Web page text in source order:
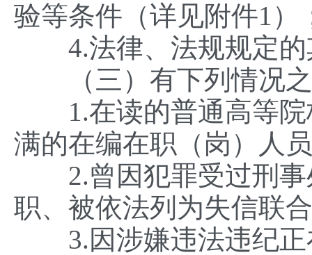
验等条件（详见附件1）
4.法律、法规规定的
（三）有下列情况之
1.在读的普通高等院
满的在编在职（岗）人
2.曾因犯罪受过刑事
职、被依法列为失信联
3.因涉嫌违法违纪正